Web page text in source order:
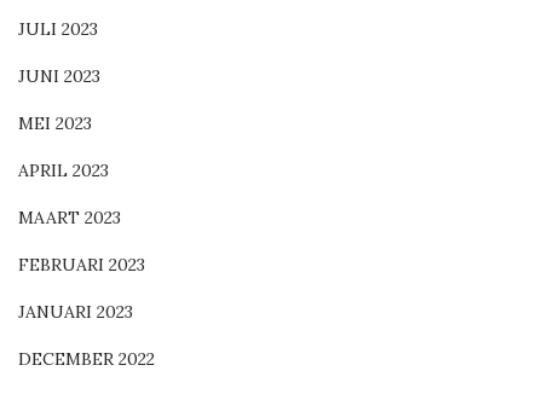
JULI 2023
JUNI 2023
MEI 2023
APRIL 2023
MAART 2023
FEBRUARI 2023
JANUARI 2023
DECEMBER 2022